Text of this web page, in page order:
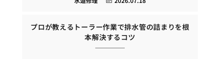
プロが教えるトーラー作業で排水管の詰まりを根
本解決するコツ